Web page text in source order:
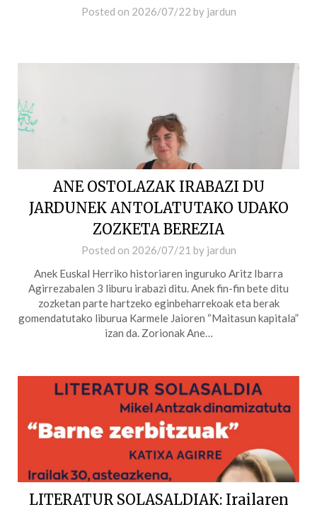
Posted on 2026/07/22 by jardun
ANE OSTOLAZAK IRABAZI DU
JARDUNEK ANTOLATUTAKO UDAKO
ZOZKETA BEREZIA
Posted on 2026/07/21 by jardun
Anek Euskal Herriko historiaren inguruko Aritz Ibarra
Agirrezabalen 3 liburu irabazi ditu. Anek fin-fin bete ditu
zozketan parte hartzeko eginbeharrekoak eta berak
gomendatutako liburua Karmele Jaioren “Maitasun kapitala”
izan da. Zorionak Ane…
LITERATUR SOLASALDIAK: Irailaren